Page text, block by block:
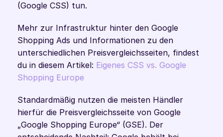
(Google CSS) tun.
Mehr zur Infrastruktur hinter den Google
Shopping Ads und Informationen zu den
unterschiedlichen Preisvergleichsseiten, findest
du in diesem Artikel: Eigenes CSS vs. Google
Shopping Europe
Standardmäßig nutzen die meisten Händler
hierfür die Preisvergleichsseite von Google
„Google Shopping Europe“ (GSE). Der